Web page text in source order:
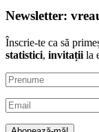
Newsletter:
Înscrie-te ca să
statistici, invitațiila